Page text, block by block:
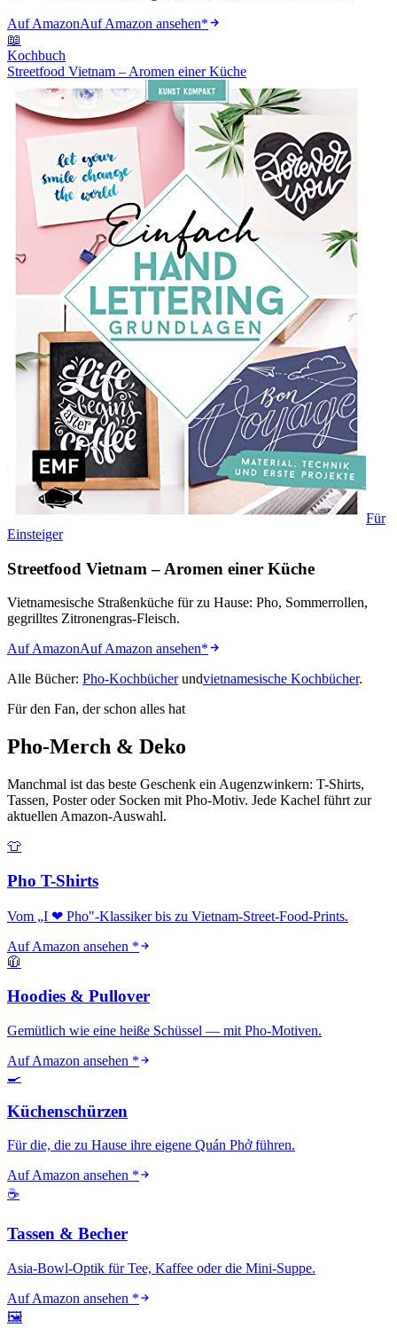
Auf AmazonAuf Amazon ansehen*
📖
Kochbuch
Streetfood Vietnam – Aromen einer Küche
Für
Einsteiger
Streetfood Vietnam – Aromen einer Küche
Vietnamesische Straßenküche für zu Hause: Pho, Sommerrollen,
gegrilltes Zitronengras-Fleisch.
Auf AmazonAuf Amazon ansehen*
Alle Bücher: Pho-Kochbücherundvietnamesische Kochbücher.
Für den Fan, der schon alles hat
Pho-Merch & Deko
Manchmal ist das beste Geschenk ein Augenzwinkern: T-Shirts,
Tassen, Poster oder Socken mit Pho-Motiv. Jede Kachel führt zur
aktuellen Amazon-Auswahl.
👕
Pho T-Shirts
Vom „I ❤ Pho"-Klassiker bis zu Vietnam-Street-Food-Prints.
Auf Amazon ansehen *
🧥
Hoodies & Pullover
Gemütlich wie eine heiße Schüssel — mit Pho-Motiven.
Auf Amazon ansehen *
🍳
Küchenschürzen
Für die, die zu Hause ihre eigene Quán Phở führen.
Auf Amazon ansehen *
☕
Tassen & Becher
Asia-Bowl-Optik für Tee, Kaffee oder die Mini-Suppe.
Auf Amazon ansehen *
🖼️